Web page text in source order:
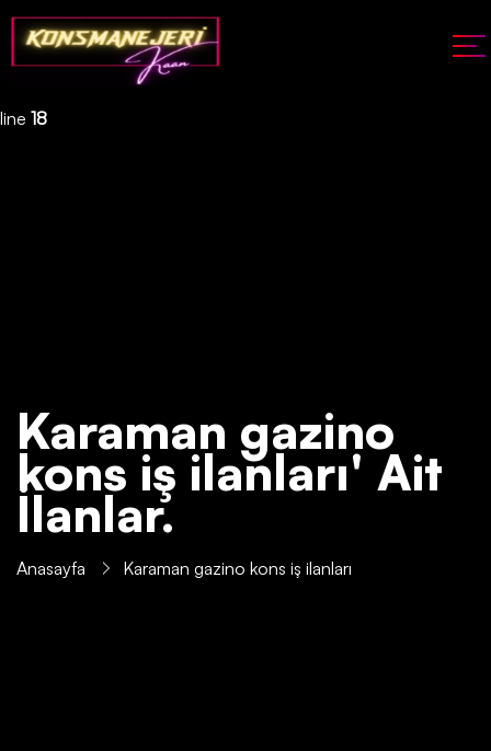
Deprecated: json_decode(): Passing null to parameter #1 ($json)
of type string is deprecated in
/home/konsmenajericom/public_html/api/kontrol/etiket.php
line 18
Karaman gazino
kons iş ilanları' Ait
İlanlar.
Anasayfa Karaman gazino kons iş ilanları